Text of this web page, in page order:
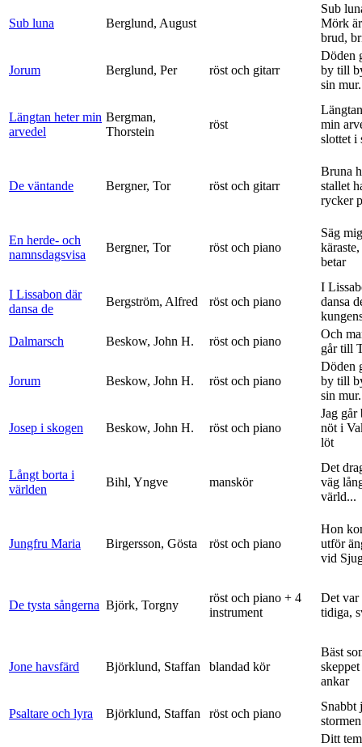
Sub luna Berglund, August
Sub
Mörk
brud,
Jorum Berglund, Per röst och gitarr
Döden
by till
sin
Längtan heter min
arvedel
Bergman,
Thorstein
röst
min
slottet i
De väntande Bergner, Tor röst och gitarr
Bruna
stallet
rycker
En herde- och
namnsdagsvisa
Bergner, Tor röst och piano
Säg
betar
I Lissabon där
dansa de
Bergström, Alfred röst och piano
I
dansa
Dalmarsch
Beskow, John H. röst och piano
Och
går till
Jorum Beskow, John H. röst och piano
Döden
by till
sin
Josep i skogen Beskow, John H. röst och piano
Jag går
nöt i
löt
Långt borta i
världen
Bihl, Yngve manskör
Det
väg
värld...
Jungfru Maria Birgersson, Gösta röst och piano
Hon
utför
vid
De tysta sångerna Björk, Torgny
röst och piano + 4
instrument
Det var
tidiga,
Jone havsfärd Björklund, Staffan blandad kör
Bäst
ankar
Psaltare och lyra Björklund, Staffan röst och piano
Snabbt
Ditt